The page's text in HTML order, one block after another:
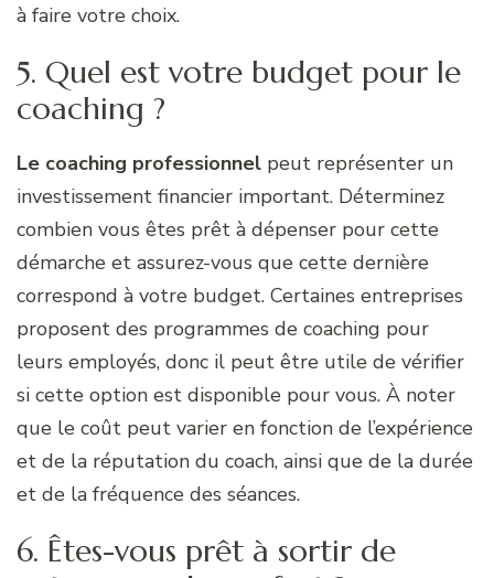
à faire votre choix.
5. Quel est votre budget pour le
coaching ?
Le coaching professionnel peut représenter un
investissement financier important. Déterminez
combien vous êtes prêt à dépenser pour cette
démarche et assurez-vous que cette dernière
correspond à votre budget. Certaines entreprises
proposent des programmes de coaching pour
leurs employés, donc il peut être utile de vérifier
si cette option est disponible pour vous. À noter
que le coût peut varier en fonction de l’expérience
et de la réputation du coach, ainsi que de la durée
et de la fréquence des séances.
6. Êtes-vous prêt à sortir de